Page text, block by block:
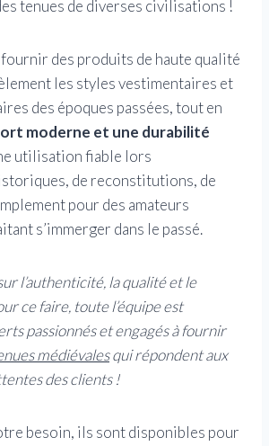
tenues de diverses civilisations !
fournir des produits de haute qualité
les styles vestimentaires et
des époques passées, tout en
moderne et une durabilité
utilisation fiable lors
de reconstitutions, de
pour des amateurs
s’immerger dans le passé.
l’authenticité, la qualité et le
ce faire, toute l’équipe est
passionnés et engagés à fournir
médiévalesqui répondent aux
des clients !
besoin, ils sont disponibles pour